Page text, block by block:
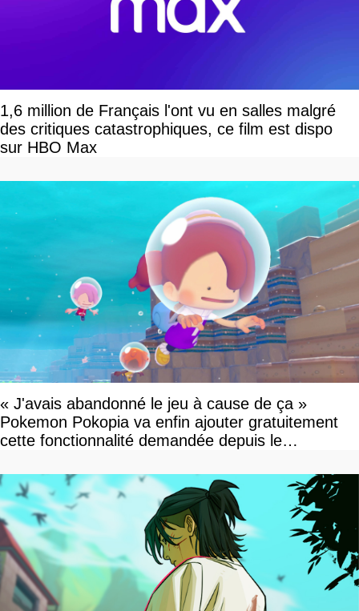
1,6 million de Français l'ont vu en salles malgré
des critiques catastrophiques, ce film est dispo
sur HBO Max
« J'avais abandonné le jeu à cause de ça »
Pokemon Pokopia va enfin ajouter gratuitement
cette fonctionnalité demandée depuis le